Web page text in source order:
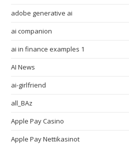
adobe generative ai
ai companion
ai in finance examples 1
AI News
ai-girlfriend
all_BAz
Apple Pay Casino
Apple Pay Nettikasinot